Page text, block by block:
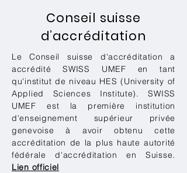
Conseil suisse
d’accréditation
Le Conseil suisse d'accréditation a
accrédité SWISS UMEF en tant
qu'institut de niveau HES (University of
Applied Sciences Institute). SWISS
UMEF est la première institution
d'enseignement supérieur privée
genevoise à avoir obtenu cette
accréditation de la plus haute autorité
fédérale d'accréditation en Suisse.
Lien officiel